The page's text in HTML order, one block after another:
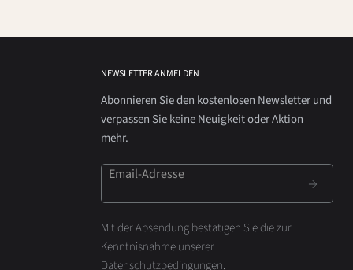
NEWSLETTER ANMELDEN
Abonnieren Sie den kostenlosen Newsletter und
verpassen Sie keine Neuigkeit oder Aktion
mehr.
Email-Adresse
Mit der Absendung bestätigen Sie die zur
Kenntnisnahme unserer
Datenschutzbedingungen.